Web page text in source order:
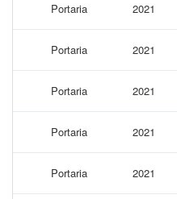
Portaria 2021
Portaria 2021
Portaria 2021
Portaria 2021
Portaria 2021